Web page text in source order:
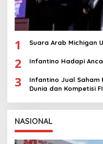
1 Suara Arab Michigan
2 Infantino Hadapi
3
Infantino Jual Saham
Dunia dan Kompetisi
NASIONAL